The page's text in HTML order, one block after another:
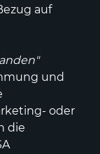
auf
und
oder
die